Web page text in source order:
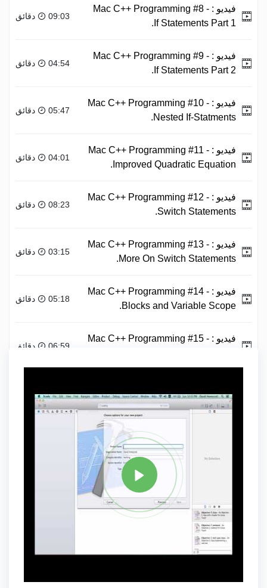
فيديو : Mac C++ Programming #8 -
If Statements Part 1.
09:03 دقائق
فيديو : Mac C++ Programming #9 -
If Statements Part 2.
04:54 دقائق
فيديو : Mac C++ Programming #10 -
Nested If-Statments.
05:47 دقائق
فيديو : Mac C++ Programming #11 -
Improved Quadratic Equation.
04:01 دقائق
فيديو : Mac C++ Programming #12 -
Switch Statements.
08:23 دقائق
فيديو : Mac C++ Programming #13 -
More On Switch Statements.
03:15 دقائق
فيديو : Mac C++ Programming #14 -
Blocks and Variable Scope.
05:18 دقائق
فيديو : Mac C++ Programming #15 -
06:59 دقائق
مشاركة